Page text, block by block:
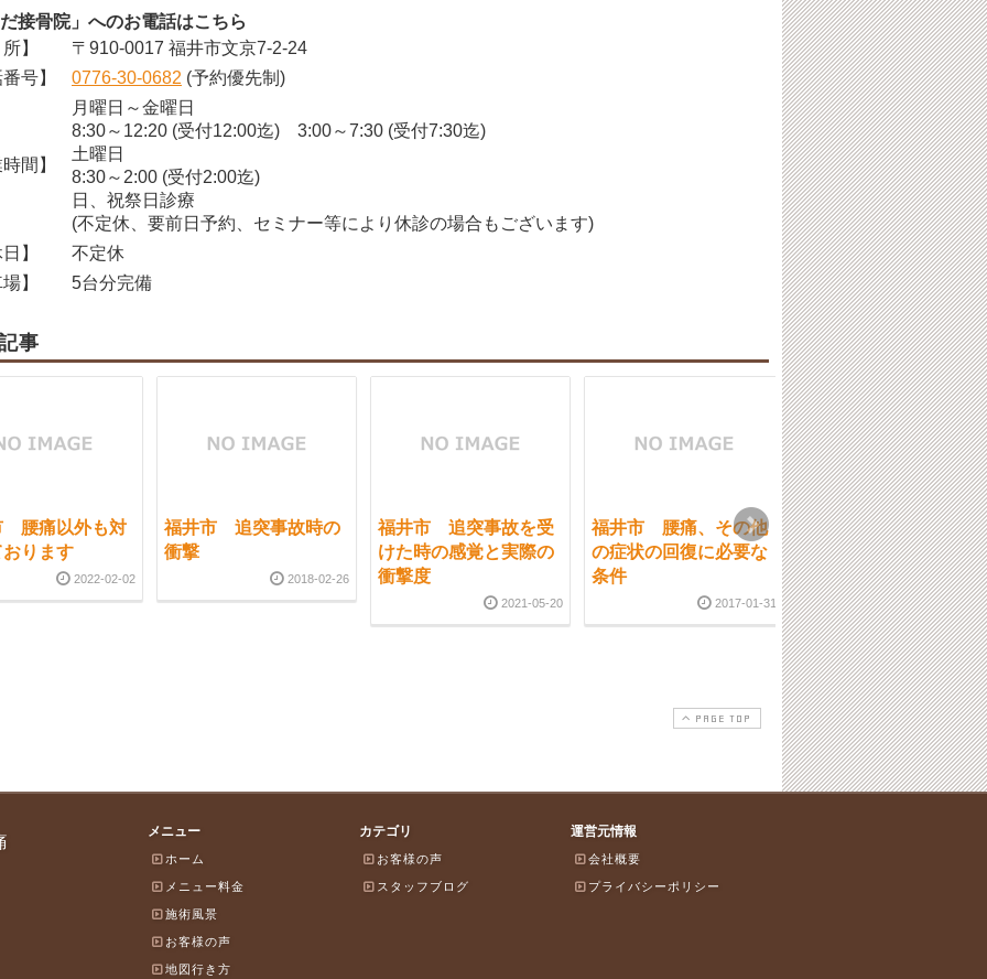
接骨院」へのお電話はこちら
】
〒910-0017 福井市文京7-2-24
号】
0776-30-0682 (予約優先制)
間】
月曜日～金曜日
8:30～12:20 (受付12:00迄) 3:00～7:30 (受付7:30迄)
土曜日
8:30～2:00 (受付2:00迄)
日、祝祭日診療
(不定休、要前日予約、セミナー等により休診の場合もございます)
】
不定休
】
5台分完備
事
腰痛以外も対
ります
2022-02-02
福井市 追突事故時の
衝撃
2018-02-26
福井市 追突事故を受
けた時の感覚と実際の
衝撃度
2021-05-20
福井市 腰痛、その他
の症状の回復に必要な
条件
2017-01-31
福井市 4月16日
（日）は、セミナー出
席の為休院させて頂き
ます。
2017-04-
PAGE TOP
メニュー
ホーム
メニュー料金
施術風景
お客様の声
地図行き方
カテゴリ
お客様の声
スタッフブログ
運営元情報
会社概要
プライバシーポリシー